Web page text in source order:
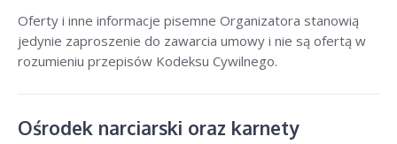
Oferty i inne informacje pisemne Organizatora stanowią
jedynie zaproszenie do zawarcia umowy i nie są ofertą w
rozumieniu przepisów Kodeksu Cywilnego.
Ośrodek narciarski oraz karnety